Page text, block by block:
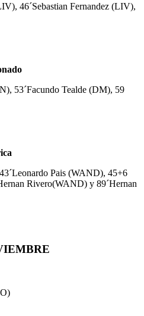
46´Sebastian Fernandez (LIV),
53´Facundo Tealde (DM), 59
Pais (WAND), 45+6
Rivero(WAND) y 89´Hernan